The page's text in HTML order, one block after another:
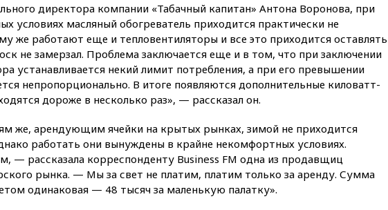
республиканцев поддержать
Вэнса на выборах 2028 года
вчера, 19:20Число ломбардов
в РФ превысило максимум
2022 года
вчера, 19:15Жуковский и
аэропорт Геленджика
Путин уточнил
порядок присвоения воинских
званий добровольцам
Euractiv: восток
Финляндии приходит в упадок
директора компании «Табачный капитан» Антона Воронова, при
условиях масляный обогреватель приходится практически не
же работают еще и тепловентиляторы и все это приходится оставлять
не замерзал. Проблема заключается еще и в том, что при заключении
устанавливается некий лимит потребления, а при его превышении
непропорционально. В итоге появляются дополнительные киловатт-
дороже в несколько раз», — рассказал он.
же, арендующим ячейки на крытых рынках, зимой не приходится
работать они вынуждены в крайне некомфортных условиях.
— рассказала корреспонденту Business FM одна из продавщиц
рынка. — Мы за свет не платим, платим только за аренду. Сумма
одинаковая — 48 тысяч за маленькую палатку».